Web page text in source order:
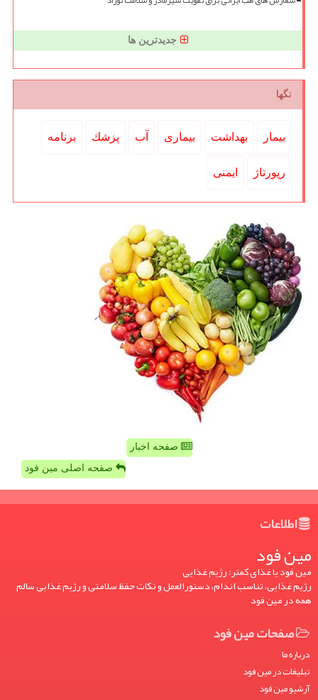
جدیدترین ها
تگها
بیمار بهداشت بیماری آب پزشك برنامه
رپورتاژ ایمنی
صفحه اخبار
صفحه اصلی مین فود
اطلاعات
مین فود
مین فود یا غذای کمتر: رژیم غذایی
رژیم غذایی، تناسب اندام، دستورالعمل و نکات حفظ سلامتی و رژیم غذایی سالم
همه در مین فود
صفحات مین فود
درباره ما
تبلیغات در مین فود
آرشیو مین فود